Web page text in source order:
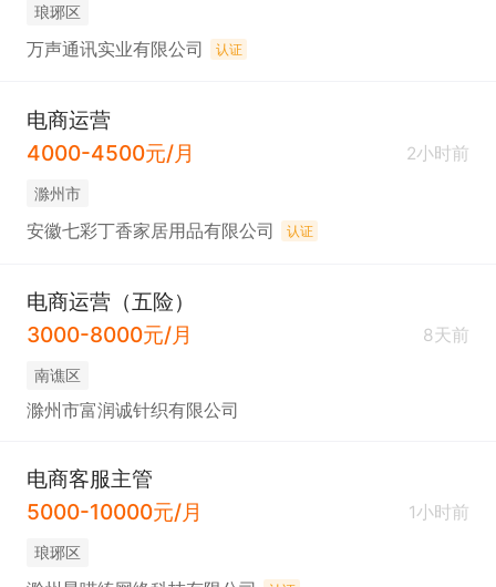
琅琊区
万声通讯实业有限公司 认证
电商运营
4000-4500元/月
2小时前
滁州市
安徽七彩丁香家居用品有限公司 认证
电商运营（五险）
3000-8000元/月
8天前
南谯区
滁州市富润诚针织有限公司
电商客服主管
5000-10000元/月
1小时前
琅琊区